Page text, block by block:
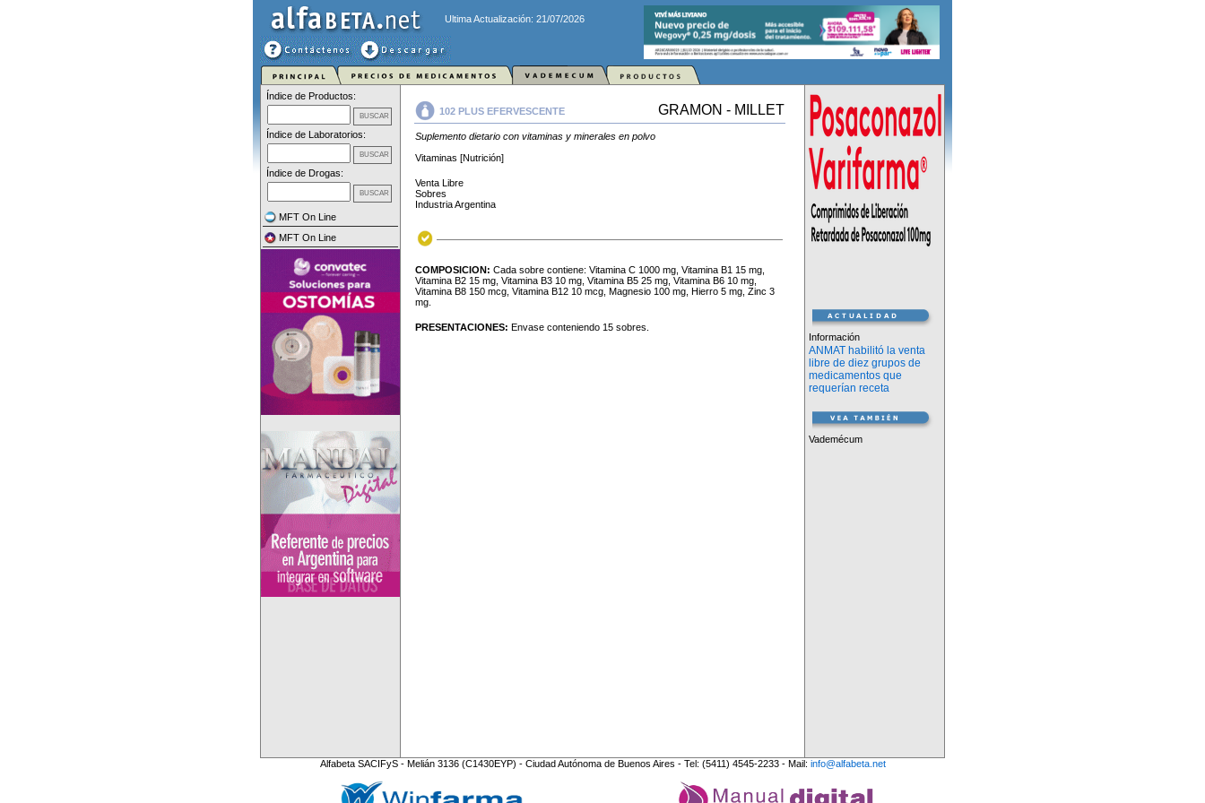
Ultima Actualización: 21/07/2026
Índice de Productos:
Índice de Laboratorios:
Índice de Drogas:
MFT On Line
MFT On Line
102 PLUS EFERVESCENTE GRAMON - MILLET
Suplemento dietario con vitaminas y minerales en polvo
Vitaminas [Nutrición]
Venta Libre
Sobres
Industria Argentina
COMPOSICION: Cada sobre contiene: Vitamina C 1000 mg, Vitamina B1 15 mg,
Vitamina B2 15 mg, Vitamina B3 10 mg, Vitamina B5 25 mg, Vitamina B6 10 mg,
Vitamina B8 150 mcg, Vitamina B12 10 mcg, Magnesio 100 mg, Hierro 5 mg, Zinc 3
mg.
PRESENTACIONES: Envase conteniendo 15 sobres.
Información
ANMAT habilitó la venta
libre de diez grupos de
medicamentos que
requerían receta
Vademécum
Alfabeta SACIFyS - Melián 3136 (C1430EYP) - Ciudad Autónoma de Buenos Aires - Tel: (5411) 4545-2233 - Mail: info@alfabeta.net